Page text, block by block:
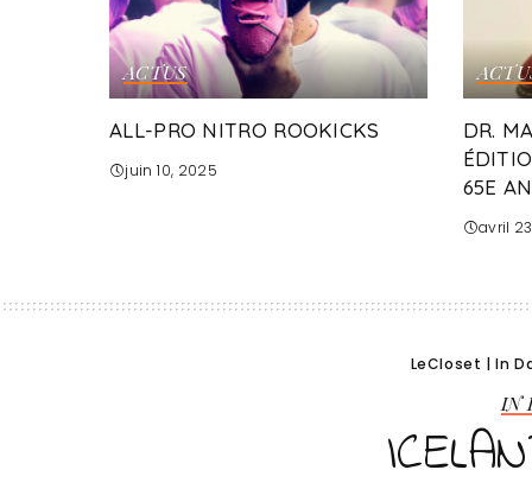
ACTUS
ALL-PRO NITRO ROOKICKS
juin 10, 2025
DR.
65E
avril
LeCloset |In
IN